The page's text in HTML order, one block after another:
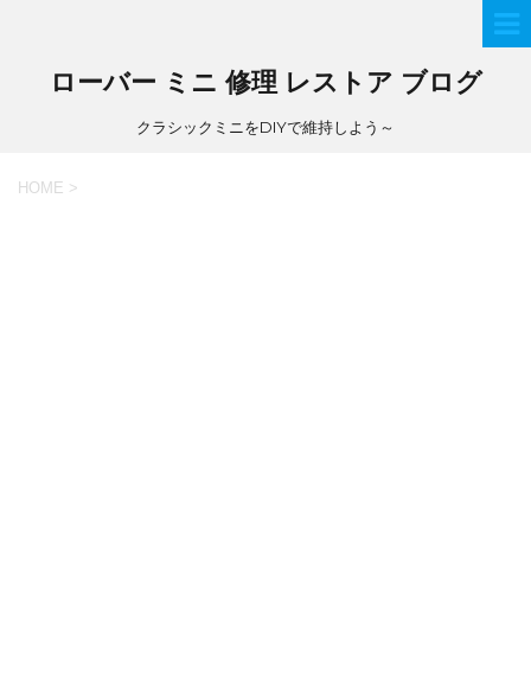
ローバー ミニ 修理 レストア ブログ
クラシックミニをDIYで維持しよう～
HOME >